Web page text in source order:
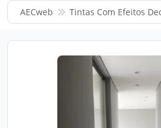
AECweb Tintas Com Efeitos